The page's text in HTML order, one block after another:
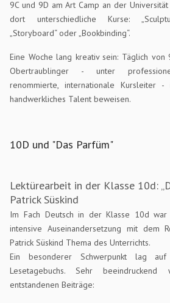
9C und 9D am Art Camp an der
dort unterschiedliche Kurse:
„Storyboard“ oder „Bookbinding“.
Eine Woche lang kreativ sein: Täglich
Obertraublinger - unter
renommierte, internationale Kursleiter -
handwerkliches Talent beweisen.
10D und "Das Parfüm"
Lektürearbeit in der Klasse 10d:
Patrick Süskind
Im Fach Deutsch in der Klasse 10d
intensive Auseinandersetzung mit dem
Patrick Süskind Thema des Unterrichts.
Ein besonderer Schwerpunkt lag
Lesetagebuchs. Sehr
entstandenen Beiträge: